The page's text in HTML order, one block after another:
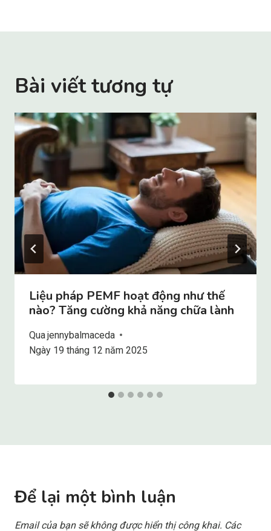
Bài viết tương tự
Liệu pháp PEMF hoạt động như thế
nào? Tăng cường khả năng chữa lành
Quajennybalmaceda
Ngày 19 tháng 12 năm 2025
Để lại một bình luận
Email của bạn sẽ không được hiển thị công khai. Các